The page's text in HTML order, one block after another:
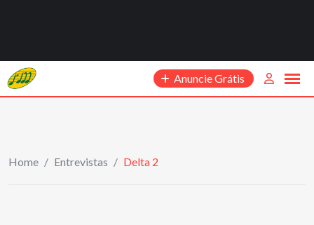
Anuncie Grátis
Home / Entrevistas / Delta 2